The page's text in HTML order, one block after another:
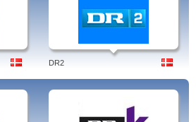
områder i Danmark, kan Sønderjyllands TV
udsendelser, der tager udgangspunkt i
overfladen, Ud på landet og Ekspedition Syd.
hvor du også selv kan bidrage med et
DR2